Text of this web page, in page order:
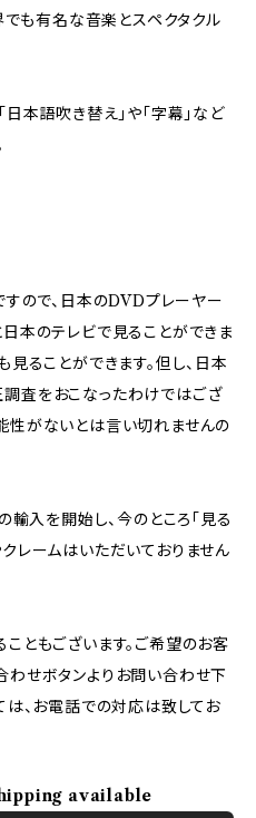
でも有名な音楽とスペクタクル
本語吹き替え」や「字幕」など
ので、日本のDVDプレーヤー
本のテレビで見ることができま
ることができます。但し、日本
査をおこなったわけではござ
性がないとは言い切れませんの
入を開始し、今のところ「見る
レームはいただいておりません
ともございます。ご希望のお客
わせボタンよりお問い合わせ下
は、お電話での対応は致してお
available